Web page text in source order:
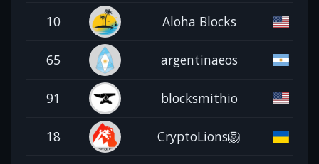
10
Aloha Blocks
65 argentinaeos
91 blocksmithio
18 CryptoLions🦁